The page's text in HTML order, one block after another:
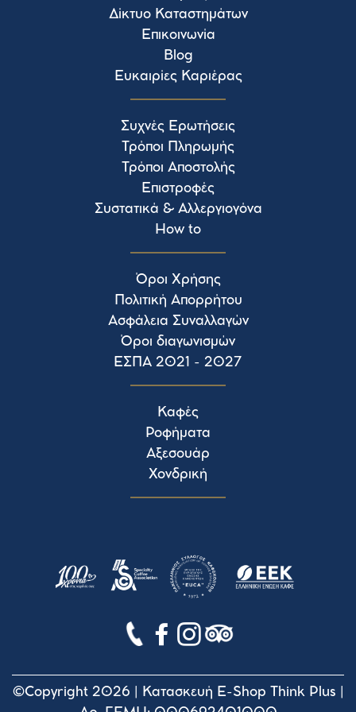
Δίκτυο Καταστημάτων
Επικοινωνία
Blog
Ευκαιρίες Καριέρας
Συχνές Ερωτήσεις
Τρόποι Πληρωμής
Τρόποι Αποστολής
Επιστροφές
Συστατικά & Αλλεργιογόνα
How to
Όροι Χρήσης
Πολιτική Απορρήτου
Ασφάλεια Συναλλαγών
Όροι διαγωνισμών
ΕΣΠΑ 2021 - 2027
Καφές
Ροφήματα
Αξεσουάρ
Χονδρική
©Copyright 2026 | Κατασκευή E-Shop Think Plus